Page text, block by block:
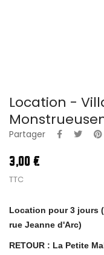
Location -
Partager
3,00 €
TTC
Location pour 3 jours
rue Jeanne d'Arc)
RETOUR : La Petite